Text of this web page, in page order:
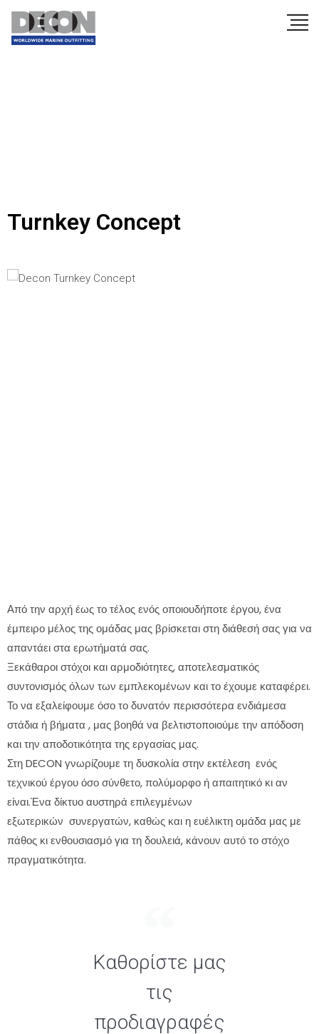
Turnkey Concept
Από την αρχή έως το τέλος ενός οποιουδήποτε έργου, ένα
έμπειρο μέλος της ομάδας μας βρίσκεται στη διάθεσή σας για να
απαντάει στα ερωτήματά σας.
Ξεκάθαροι στόχοι και αρμοδιότητες, αποτελεσματικός
συντονισμός όλων των εμπλεκομένων και το έχουμε καταφέρει.
Το να εξαλείφουμε όσο το δυνατόν περισσότερα ενδιάμεσα
στάδια ή βήματα , μας βοηθά να βελτιστοποιούμε την απόδοση
και την αποδοτικότητα της εργασίας μας.
Στη DECON γνωρίζουμε τη δυσκολία στην εκτέλεση ενός
τεχνικού έργου όσο σύνθετο, πολύμορφο ή απαιτητικό κι αν
είναι.Ένα δίκτυο αυστηρά επιλεγμένων
εξωτερικών συνεργατών, καθώς και η ευέλικτη ομάδα μας με
πάθος κι ενθουσιασμό για τη δουλειά, κάνουν αυτό το στόχο
πραγματικότητα.
Καθορίστε μας
τις
προδιαγραφές